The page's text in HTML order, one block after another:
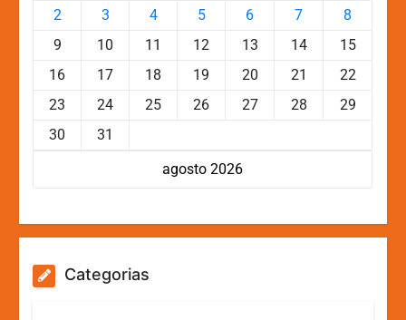
agosto 2026
2
3 4 5 6 7
8
9
10 11 12 13 14
15
16
17 18 19 20 21
22
23
24 25 26 27 28
29
30
31
Categorias